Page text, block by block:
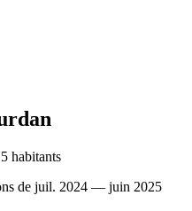
habitants
de juil. 2024 — juin 2025